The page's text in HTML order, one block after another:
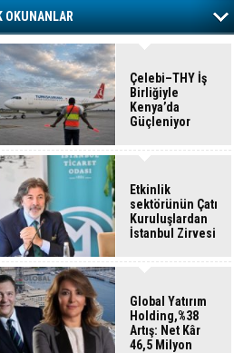
OKUNANLAR
Çelebi–THY İş
Birliğiyle
Kenya’da
Güçleniyor
Etkinlik
sektörünün Çatı
Kuruluşlardan
İstanbul Zirvesi
Global Yatırım
Holding,%38
Artış: Net Kâr
46,5 Milyon